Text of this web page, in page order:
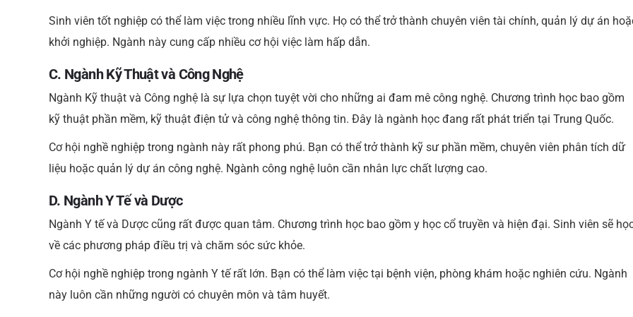
Sinh viên tốt nghiệp có thể làm việc trong nhiều lĩnh vực. Họ có thể trở thành chuyên viên tài chính, quản lý dự án
khởi nghiệp. Ngành này cung cấp nhiều cơ hội việc làm hấp dẫn.
C. Ngành Kỹ Thuật và Công Nghệ
Ngành Kỹ thuật và Công nghệ là sự lựa chọn tuyệt vời cho những ai đam mê công nghệ. Chương trình học bao gồm
kỹ thuật phần mềm, kỹ thuật điện tử và công nghệ thông tin. Đây là ngành học đang rất phát triển tại Trung Quốc.
Cơ hội nghề nghiệp trong ngành này rất phong phú. Bạn có thể trở thành kỹ sư phần mềm, chuyên viên phân tích dữ
liệu hoặc quản lý dự án công nghệ. Ngành công nghệ luôn cần nhân lực chất lượng cao.
D. Ngành Y Tế và Dược
Ngành Y tế và Dược cũng rất được quan tâm. Chương trình học bao gồm y học cổ truyền và hiện đại. Sinh viên sẽ
về các phương pháp điều trị và chăm sóc sức khỏe.
Cơ hội nghề nghiệp trong ngành Y tế rất lớn. Bạn có thể làm việc tại bệnh viện, phòng khám hoặc nghiên cứu. Ngành
này luôn cần những người có chuyên môn và tâm huyết.